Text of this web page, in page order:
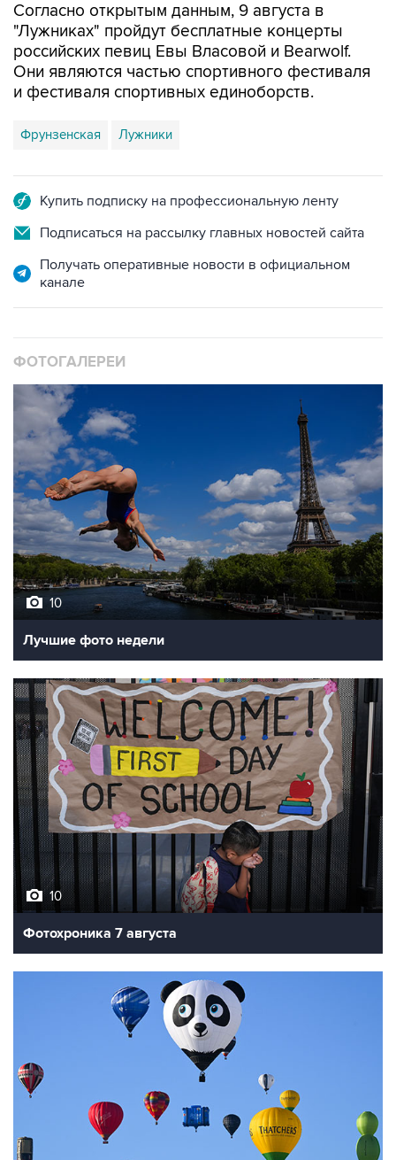
Согласно открытым данным, 9 августа в
"Лужниках" пройдут бесплатные концерты
российских певиц Евы Власовой и Bearwolf.
Они являются частью спортивного фестиваля
и фестиваля спортивных единоборств.
Фрунзенская Лужники
Купить подписку на профессиональную ленту
Подписаться на рассылку главных новостей сайта
Получать оперативные новости в официальном
канале
ФОТОГАЛЕРЕИ
10
Лучшие фото недели
10
Фотохроника 7 августа